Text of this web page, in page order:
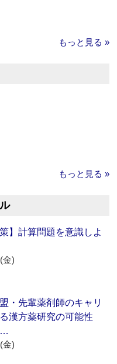
もっと見る »
もっと見る »
】計算問題を意識しよ
金)
・先輩薬剤師のキャリ
漢方薬研究の可能性
…
金)